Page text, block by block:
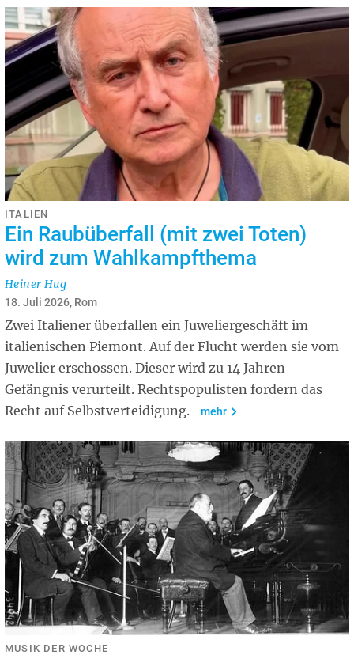
ITALIEN
Ein Raubüberfall (mit zwei Toten)
wird zum Wahlkampfthema
Heiner Hug
18. Juli 2026, Rom
Zwei Italiener überfallen ein Juweliergeschäft im
italienischen Piemont. Auf der Flucht werden sie vom
Juwelier erschossen. Dieser wird zu 14 Jahren
Gefängnis verurteilt. Rechtspopulisten fordern das
Recht auf Selbstverteidigung.
mehr
MUSIK DER WOCHE